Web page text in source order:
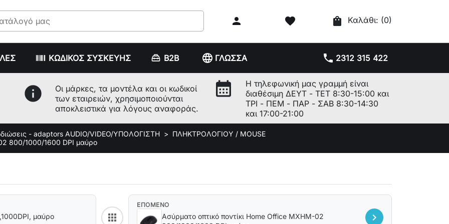
 favorite shopping_bag Καλάθι: (0)
ΚΩΔΙΚΟΣ ΣΥΣΚΕΥΗΣ B2B phone 2312 315 422
language ΓΛΩΣΣΑ
info
Οι μάρκες, τα μοντέλα και οι κωδικοί
των εταιρειών, χρησιμοποιούνται
αποκλειστικά για λόγους αναφοράς.
calendar_month
Η τηλεφωνική μας γραμμή είναι
διαθέσιμη ΔΕΥΤ - ΤΕΤ 8:30-15:00 και
ΤΡΙ - ΠΕΜ - ΠΑΡ - ΣΑΒ 8:30-14:30
και 17:00-21:00
- adaptors AUDIO/VIDEO/ΥΠΟΛΟΓΙΣΤΗ
ΠΛΗΚΤΡΟΛΟΓΙΟΥ / MOUSE
800/1000/1600 DPI μαύρο
μαύρο
appsBack to category
ΕΠΟΜΕΝΟ
Ασύρματο οπτικό ποντίκι Home Office MXHM-02
chevron_right